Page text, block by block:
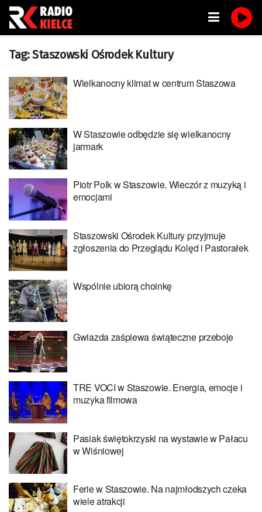
Tag:Staszowski Ośrodek Kultury
Wielkanocny klimat w centrum Staszowa
W Staszowie odbędzie się wielkanocny
jarmark
Piotr Polk w Staszowie. Wieczór z muzyką i
emocjami
Staszowski Ośrodek Kultury przyjmuje
zgłoszenia do Przeglądu Kolęd i Pastorałek
Wspólnie ubiorą choinkę
Gwiazda zaśpiewa świąteczne przeboje
TRE VOCI w Staszowie. Energia, emocje i
muzyka filmowa
Pasiak świętokrzyski na wystawie w Pałacu
w Wiśniowej
Ferie w Staszowie. Na najmłodszych czeka
wiele atrakcji